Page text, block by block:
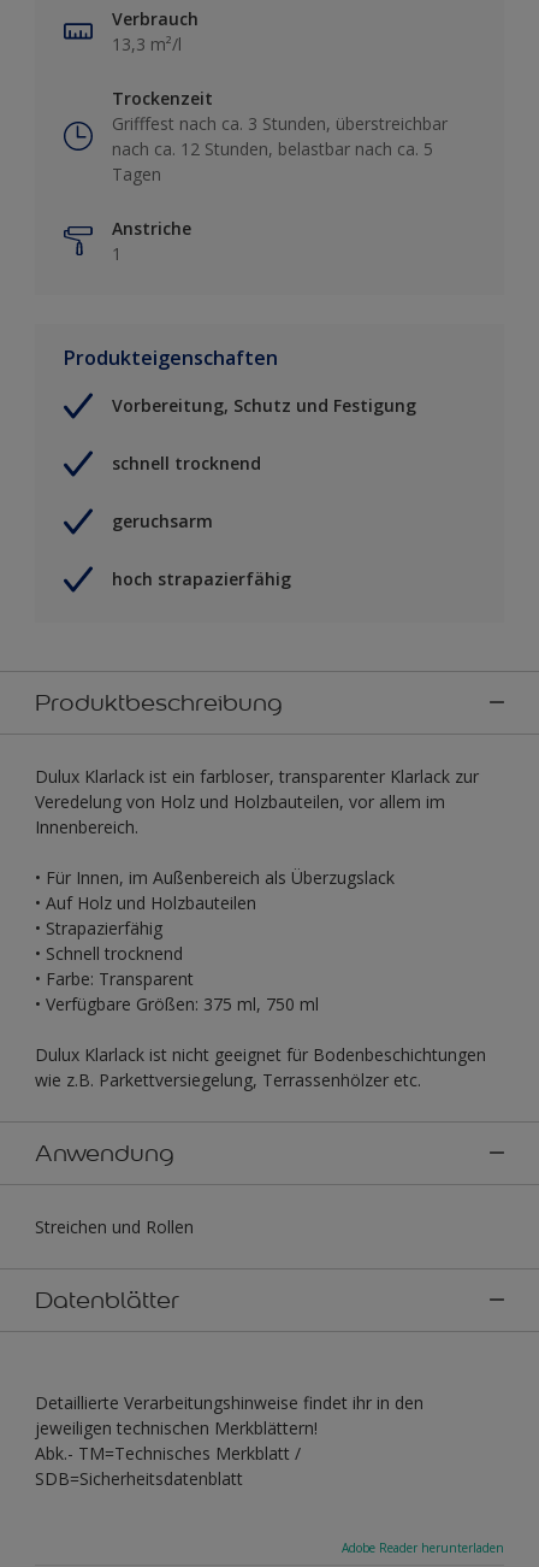
Verbrauch
13,3 m²/l
Trockenzeit
Grifffest nach ca. 3 Stunden, überstreichbar
nach ca. 12 Stunden, belastbar nach ca. 5
Tagen
Anstriche
1
Produkteigenschaften
Vorbereitung, Schutz und Festigung
schnell trocknend
geruchsarm
hoch strapazierfähig
Produktbeschreibung
Dulux Klarlack ist ein farbloser, transparenter Klarlack zur
Veredelung von Holz und Holzbauteilen, vor allem im
Innenbereich.
• Für Innen, im Außenbereich als Überzugslack
• Auf Holz und Holzbauteilen
• Strapazierfähig
• Schnell trocknend
• Farbe: Transparent
• Verfügbare Größen: 375 ml, 750 ml
Dulux Klarlack ist nicht geeignet für Bodenbeschichtungen
wie z.B. Parkettversiegelung, Terrassenhölzer etc.
Anwendung
Streichen und Rollen
Datenblätter
Detaillierte Verarbeitungshinweise findet ihr in den
jeweiligen technischen Merkblättern!
Abk.- TM=Technisches Merkblatt /
SDB=Sicherheitsdatenblatt
Adobe Reader herunterladen